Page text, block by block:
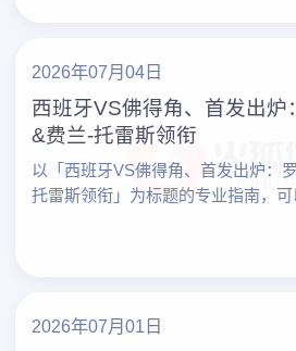
2026年07月04日
西班牙VS佛得角、首发出炉
&费兰-托雷斯领衔
以「西班牙VS佛得角、首发出炉：
托雷斯领衔」为标题的专业指南，可
赛学会看球”的实战教程。下面先给
2026年07月01日